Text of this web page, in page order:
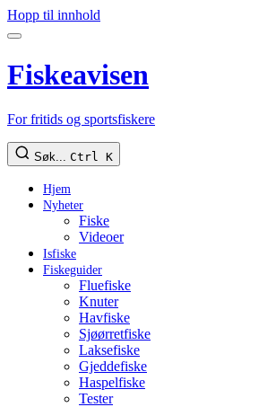
Hopp til innhold
Fiskeavisen
For fritids og sportsfiskere
Søk... Ctrl K
Hjem
Nyheter
Fiske
Videoer
Isfiske
Fiskeguider
Fluefiske
Knuter
Havfiske
Sjøørretfiske
Laksefiske
Gjeddefiske
Haspelfiske
Tester